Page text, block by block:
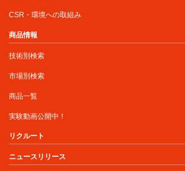
CSR・環境への取組み
商品情報
技術別検索
市場別検索
商品一覧
実験動画公開中！
リクルート
ニュースリリース